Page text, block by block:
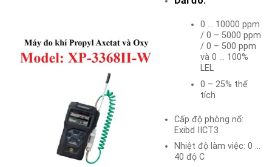
0 … 10000 ppm
/ 0 – 5000 ppm
/ 0 – 500 ppm
và 0 … 100%
LEL
0 – 25% thể
tích
Cấp độ phòng nổ:
Exibd IICT3
Nhiệt độ làm việc: 0 …
40 độ C